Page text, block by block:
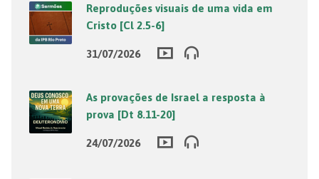
Reproduções visuais de uma vida em
Cristo [Cl 2.5-6]
31/07/2026
As provações de Israel a resposta à
prova [Dt 8.11-20]
24/07/2026